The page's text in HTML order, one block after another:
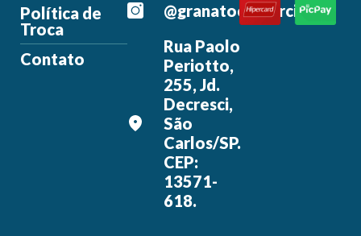
Política de
Troca
Contato
@granatocomercial
Rua Paolo
Periotto,
255, Jd.
Decresci,
São
Carlos/SP.
CEP:
13571-
618.